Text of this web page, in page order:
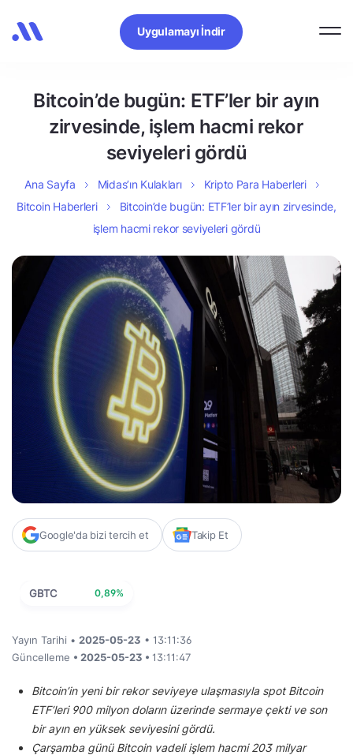
Uygulamayı İndir
Bitcoin’de bugün: ETF’ler bir ayın
zirvesinde, işlem hacmi rekor
seviyeleri gördü
Ana Sayfa Midas’ın Kulakları
Kripto Para Haberleri
Bitcoin Haberleri
Bitcoin’de bugün: ETF’ler bir ayın zirvesinde,
işlem hacmi rekor seviyeleri gördü
Google'da bizi tercih et Takip Et
GBTC 0,89%
Yayın Tarihi • 2025-05-23 • 13:11:36
Güncelleme • 2025-05-23 • 13:11:47
Bitcoin’in yeni bir rekor seviyeye ulaşmasıyla spot Bitcoin
ETF’leri 900 milyon doların üzerinde sermaye çekti ve son
bir ayın en yüksek seviyesini gördü.
Çarşamba günü Bitcoin vadeli işlem hacmi 203 milyar